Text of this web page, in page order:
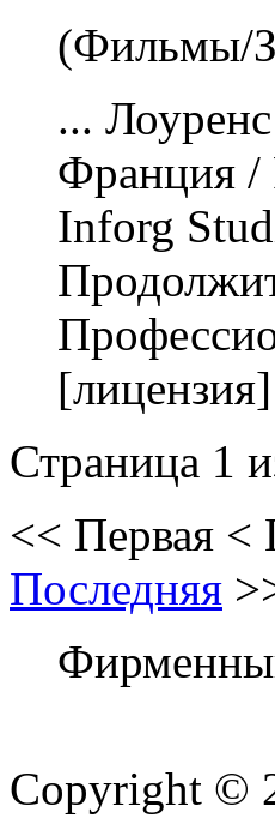
(Фильмы/
...
Франция /
Inforg
Страница 1
<< Первая <
Последняя
Copyright ©